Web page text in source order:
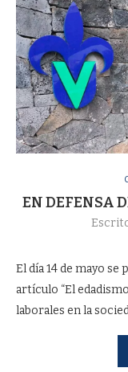
EN DEFENSA
El día 14 de mayo se
artículo “El
laborales en la